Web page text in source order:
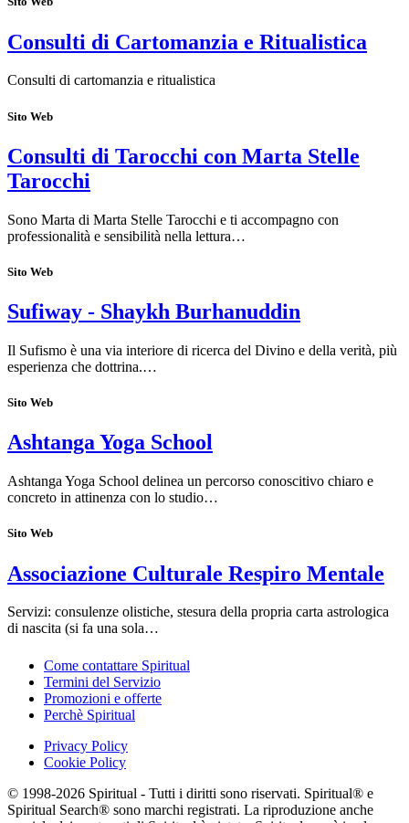
Consulti di Cartomanzia e Ritualistica
Consulti di cartomanzia e ritualistica
Sito Web
Consulti di Tarocchi con Marta Stelle
Tarocchi
Sono Marta di Marta Stelle Tarocchi e ti accompagno con
professionalità e sensibilità nella lettura…
Sito Web
Sufiway - Shaykh Burhanuddin
Il Sufismo è una via interiore di ricerca del Divino e della verità, più
esperienza che dottrina.…
Sito Web
Ashtanga Yoga School
Ashtanga Yoga School delinea un percorso conoscitivo chiaro e
concreto in attinenza con lo studio…
Sito Web
Associazione Culturale Respiro Mentale
Servizi: consulenze olistiche, stesura della propria carta astrologica
di nascita (si fa una sola…
Come contattare Spiritual
Termini del Servizio
Promozioni e offerte
Perchè Spiritual
Privacy Policy
Cookie Policy
© 1998-2026 Spiritual - Tutti i diritti sono riservati. Spiritual® e
Spiritual Search® sono marchi registrati. La riproduzione anche